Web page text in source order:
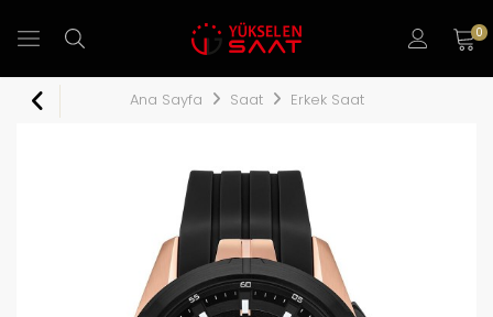
0
Ana Sayfa Saat Erkek Saat